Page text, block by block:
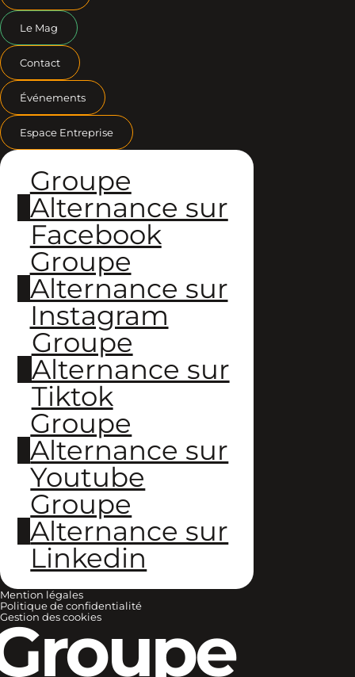
Le Mag
Contact
Événements
Espace Entreprise
Groupe
Alternance sur
Facebook
Groupe
Alternance sur
Instagram
Groupe
Alternance sur
Tiktok
Groupe
Alternance sur
Youtube
Groupe
Alternance sur
Linkedin
Mention légales
Politique de confidentialité
Gestion des cookies